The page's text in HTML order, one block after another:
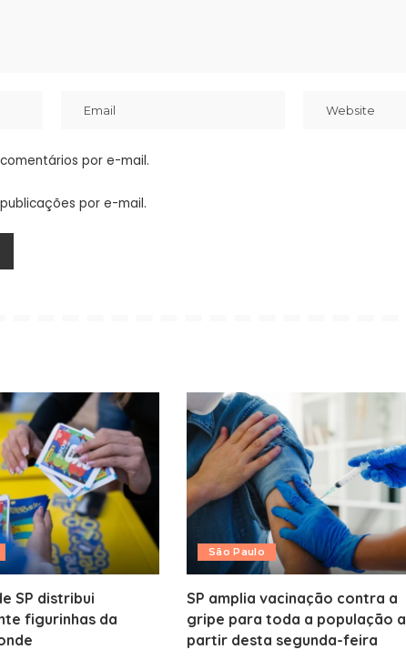
por e-mail.
por e-mail.
SP distribui
figurinhas da
São Paulo
SP amplia vacinação contra a
gripe para toda a população a
partir desta segunda-feira